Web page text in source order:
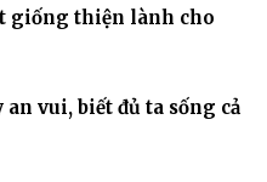
giống thiện lành cho
an vui, biết đủ ta sống cả